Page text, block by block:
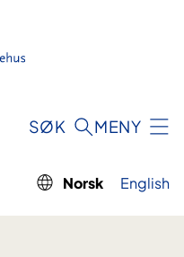
SØK MENY
Norsk English